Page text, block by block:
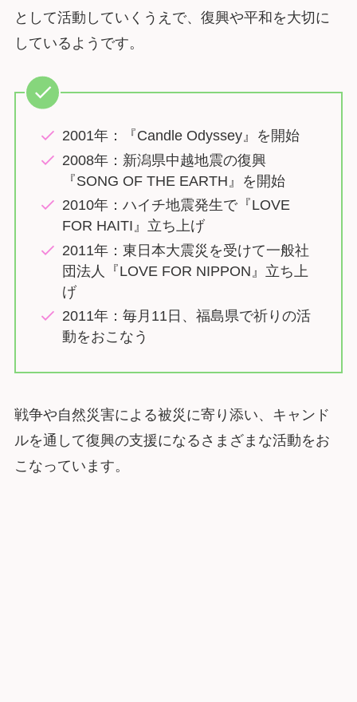
として活動していくうえで、復興や平和を大切に
しているようです。
2001年：『Candle Odyssey』を開始
2008年：新潟県中越地震の復興
『SONG OF THE EARTH』を開始
2010年：ハイチ地震発生で『LOVE
FOR HAITI』立ち上げ
2011年：東日本大震災を受けて一般社
団法人『LOVE FOR NIPPON』立ち上
げ
2011年：毎月11日、福島県で祈りの活
動をおこなう
戦争や自然災害による被災に寄り添い、キャンド
ルを通して復興の支援になるさまざまな活動をお
こなっています。